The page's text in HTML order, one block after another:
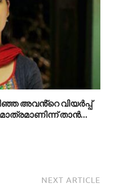
അവൻ്റെ വിയർപ്പ്
താൻ…
NEXT ARTICLE